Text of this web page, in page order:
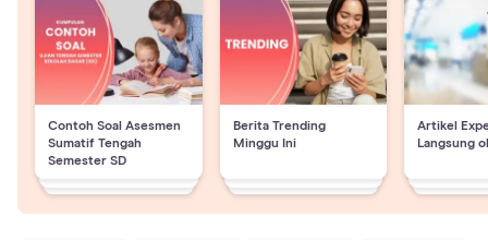
Contoh Soal Asesmen
Sumatif Tengah
Semester SD
Berita Trending
Minggu Ini
Artikel
Langsung